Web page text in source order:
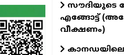
സൗദിയുടെ
എങ്ങോട്ട്
വീക്ഷണം)